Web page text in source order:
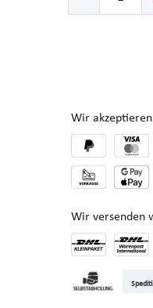
Wir
Wir versenden